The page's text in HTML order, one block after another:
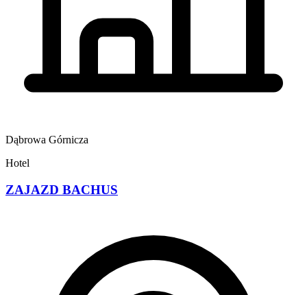
Dąbrowa Górnicza
Hotel
ZAJAZD BACHUS